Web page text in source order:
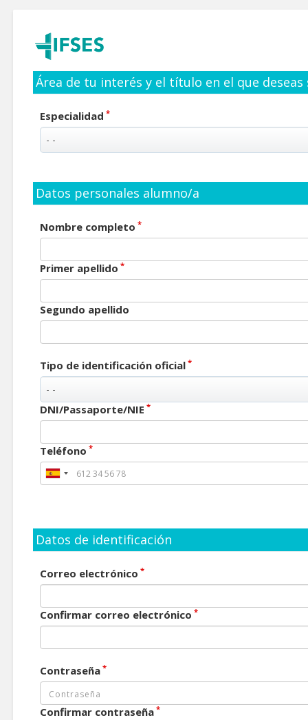
Área de tu interés y el título en el que
Especialidad *
Datos personales alumno/a
Nombre completo *
Primer apellido *
Segundo apellido
Tipo de identificación oficial *
DNI/Passaporte/NIE *
Teléfono *
Datos de identificación
Correo electrónico *
Confirmar correo electrónico *
Contraseña *
Confirmar contraseña *